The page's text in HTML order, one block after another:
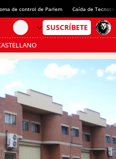
de control de Parlem Caída de
AHORRO